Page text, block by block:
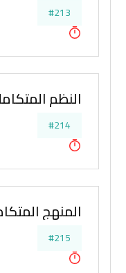
#213
النظم
#214
المنهج
#215